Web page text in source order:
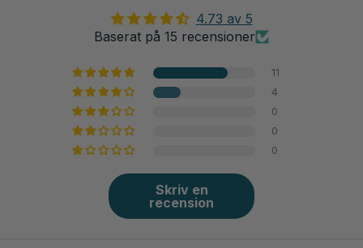
4.73 av 5
Baserat på 15 recensioner
11
4
0
0
0
Skriv en
recension